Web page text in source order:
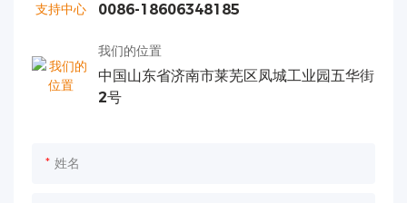
0086-18606348185
我们的位置
中国山东省济南市莱芜区凤城工业园五华街
2号
姓名